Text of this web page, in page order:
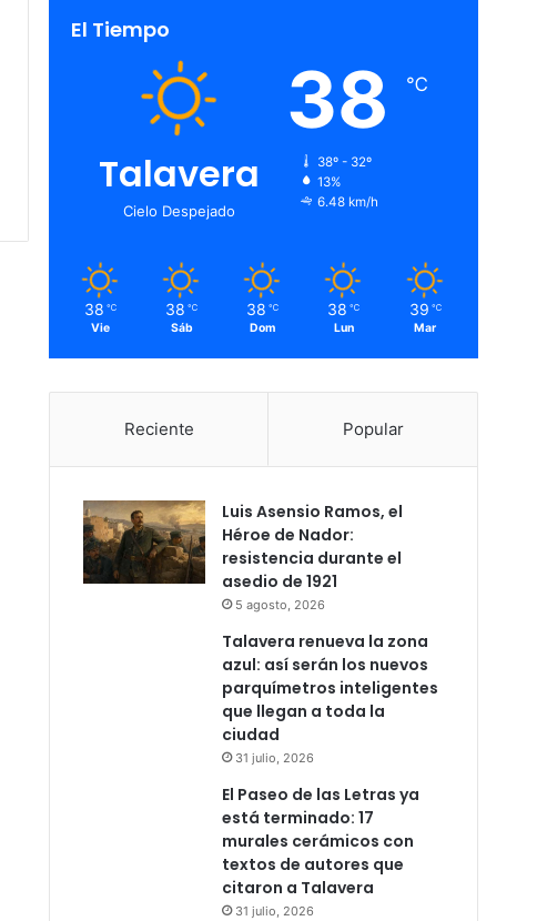
El Tiempo
Talavera
Cielo Despejado
38 ℃
38º - 32º
13%
6.48 km/h
38 ℃
Vie
38 ℃
Sáb
38 ℃
Dom
38 ℃
Lun
39 ℃
Mar
Reciente Popular
Luis Asensio Ramos, el
Héroe de Nador:
resistencia durante el
asedio de 1921
5 agosto, 2026
Talavera renueva la zona
azul: así serán los nuevos
parquímetros inteligentes
que llegan a toda la
ciudad
31 julio, 2026
El Paseo de las Letras ya
está terminado: 17
murales cerámicos con
textos de autores que
citaron a Talavera
31 julio, 2026